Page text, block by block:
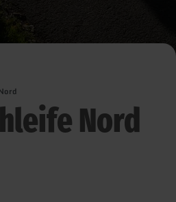
Nord